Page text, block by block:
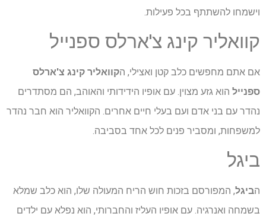
וישמחו להשתתף בכל פעילות.
קוואליר קינג צ'ארלס ספנייל
אם אתם מחפשים כלב קטן ואצילי, הקוואליר קינג צ'ארלס
ספנייל הוא גזע מצוין. עם אופיו הידידותי והאוהב, הם מסתדרים
נהדר עם בני אדם ועם בעלי חיים אחרים. הקוואליר הוא חבר נהדר
למשפחות, ומסביר פנים לכל אחד בסביבה.
ביגל
הביגל, המפורסם בזכות חוש הריח המעולה שלו, הוא כלב שמלא
בשמחה ואנרגיה. עם אופיו העליז והחברותי, הוא נפלא עם ילדים